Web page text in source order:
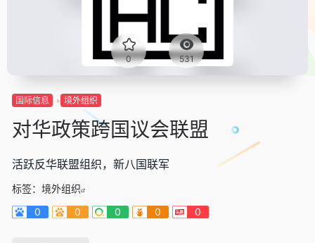
0 531
国际信息 境外组织
对华政策跨国议会联盟
活跃反华联盟组织，新八国联军
标签： 境外组织
0
0 0 0 0